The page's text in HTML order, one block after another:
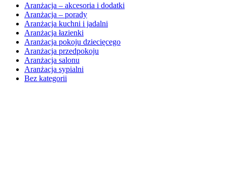
Aranżacja – akcesoria i dodatki
Aranżacja – porady
Aranżacja kuchni i jadalni
Aranżacja łazienki
Aranżacja pokoju dziecięcego
Aranżacja przedpokoju
Aranżacja salonu
Aranżacja sypialni
Bez kategorii